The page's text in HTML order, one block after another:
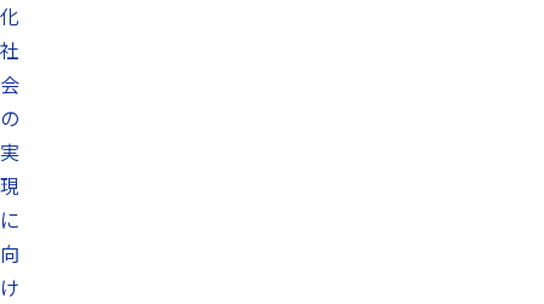
化
社
会
の
実
現
に
向
け